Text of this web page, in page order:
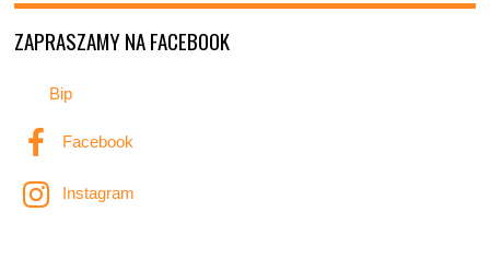
ZAPRASZAMY NA FACEBOOK
Bip
Facebook
Instagram